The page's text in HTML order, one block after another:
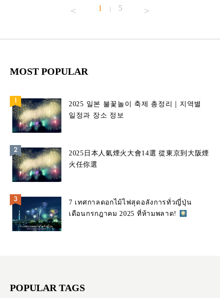
1 | 5
MOST POPULAR
2025 일본 불꽃놀이 축제 총정리｜지역별
일정과 장소 정보
2025日本人氣煙火大會14選 從東京到大阪煙
火任你選
7 เทศกาลดอกไม้ไฟสุดอลังการทั่วญี่ปุ่น
เดือนกรกฎาคม 2025 ที่ห้ามพลาด!
POPULAR TAGS